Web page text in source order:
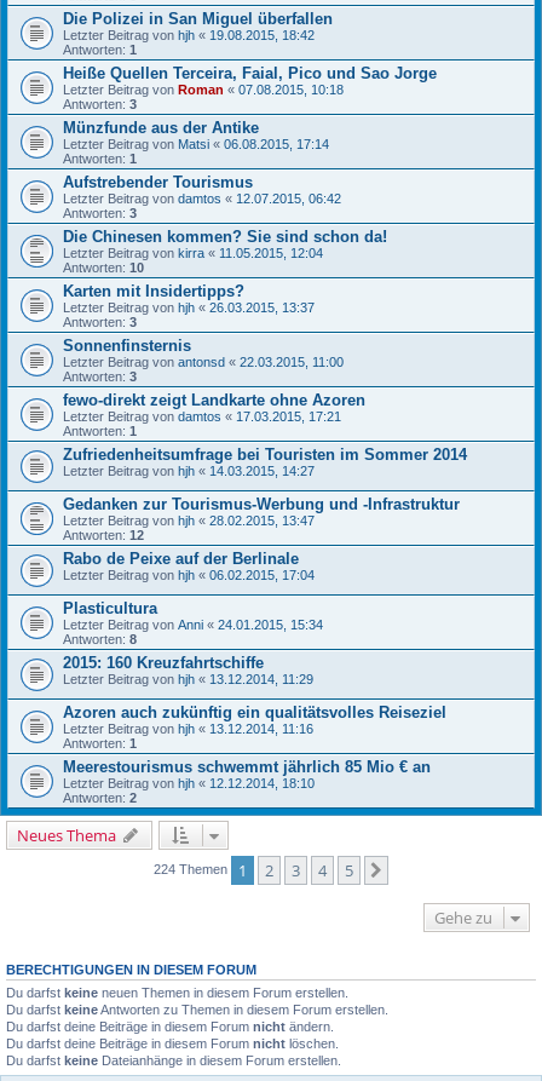
Die Polizei in San Miguel überfallen
Letzter Beitrag von hjh « 19.08.2015, 18:42
Antworten: 1
Heiße Quellen Terceira, Faial, Pico und Sao Jorge
Letzter Beitrag von Roman « 07.08.2015, 10:18
Antworten: 3
Münzfunde aus der Antike
Letzter Beitrag von Matsi « 06.08.2015, 17:14
Antworten: 1
Aufstrebender Tourismus
Letzter Beitrag von damtos « 12.07.2015, 06:42
Antworten: 3
Die Chinesen kommen? Sie sind schon da!
Letzter Beitrag von kirra « 11.05.2015, 12:04
Antworten: 10
Karten mit Insidertipps?
Letzter Beitrag von hjh « 26.03.2015, 13:37
Antworten: 3
Sonnenfinsternis
Letzter Beitrag von antonsd « 22.03.2015, 11:00
Antworten: 3
fewo-direkt zeigt Landkarte ohne Azoren
Letzter Beitrag von damtos « 17.03.2015, 17:21
Antworten: 1
Zufriedenheitsumfrage bei Touristen im Sommer 2014
Letzter Beitrag von hjh « 14.03.2015, 14:27
Gedanken zur Tourismus-Werbung und -Infrastruktur
Letzter Beitrag von hjh « 28.02.2015, 13:47
Antworten: 12
Rabo de Peixe auf der Berlinale
Letzter Beitrag von hjh « 06.02.2015, 17:04
Plasticultura
Letzter Beitrag von Anni « 24.01.2015, 15:34
Antworten: 8
2015: 160 Kreuzfahrtschiffe
Letzter Beitrag von hjh « 13.12.2014, 11:29
Azoren auch zukünftig ein qualitätsvolles Reiseziel
Letzter Beitrag von hjh « 13.12.2014, 11:16
Antworten: 1
Meerestourismus schwemmt jährlich 85 Mio € an
Letzter Beitrag von hjh « 12.12.2014, 18:10
Antworten: 2
Neues Thema
224 Themen 1 2 3 4 5
Gehe zu
BERECHTIGUNGEN IN DIESEM FORUM
Du darfst keine neuen Themen in diesem Forum erstellen.
Du darfst keineAntworten zu Themen in diesem Forum erstellen.
Du darfst deine Beiträge in diesem Forum nicht ändern.
Du darfst deine Beiträge in diesem Forum nicht löschen.
Du darfst keine Dateianhänge in diesem Forum erstellen.